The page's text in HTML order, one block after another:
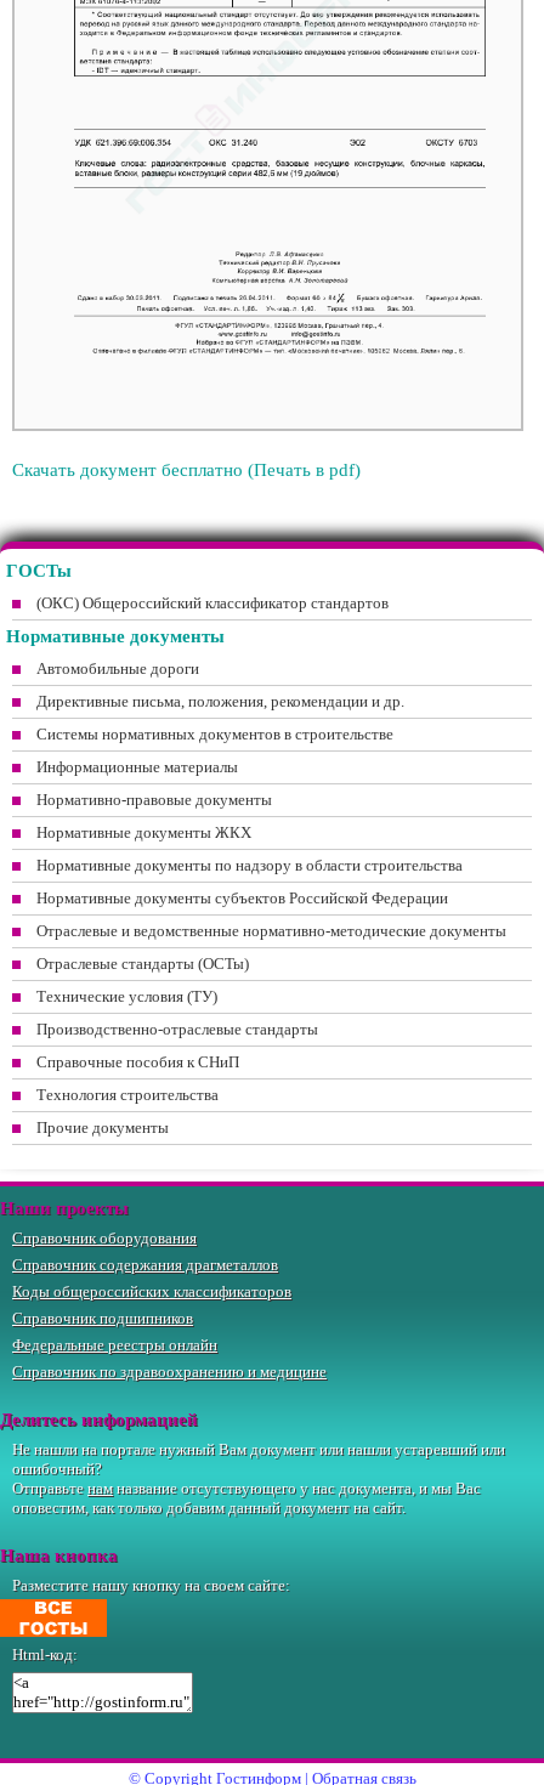
Скачать документ бесплатно (Печать в pdf)
ГОСТы
(ОКС) Общероссийский классификатор стандартов
Нормативные документы
Автомобильные дороги
Директивные письма, положения, рекомендации и др.
Системы нормативных документов в строительстве
Информационные материалы
Нормативно-правовые документы
Нормативные документы ЖКХ
Нормативные документы по надзору в области строительства
Нормативные документы субъектов Российской Федерации
Отраслевые и ведомственные нормативно-методические документы
Отраслевые стандарты (ОСТы)
Технические условия (ТУ)
Производственно-отраслевые стандарты
Справочные пособия к СНиП
Технология строительства
Прочие документы
Наши проекты
Справочник оборудования
Справочник содержания драгметаллов
Коды общероссийских классификаторов
Справочник подшипников
Федеральные реестры онлайн
Справочник по здравоохранению и медицине
Делитесь информацией
Не нашли на портале нужный Вам документ или нашли устаревший или
ошибочный?
Отправьтенамназвание отсутствующего у нас документа, и мы Вас
оповестим, как только добавим данный документ на сайт.
Наша кнопка
Разместите нашу кнопку на своем сайте:
Html-код:
© Copyright Гостинформ| Обратная связь